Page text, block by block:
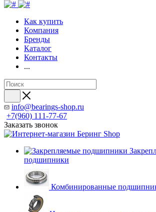
Как купить
Компания
Бренды
Каталог
Контакты
...
info@bearings-shop.ru
+7(960) 111-77-67
Заказать звонок
подшипники
Комбинированные